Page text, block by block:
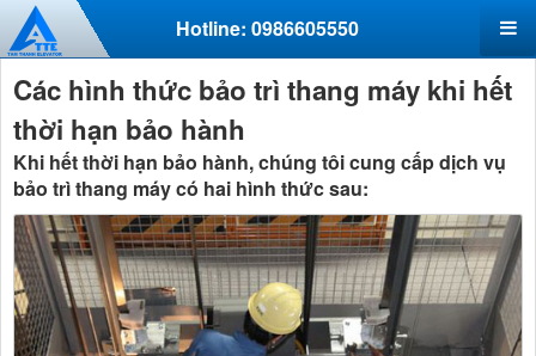
Hotline: 0986605550
Các hình thức bảo trì thang máy khi hết
thời hạn bảo hành
Khi hết thời hạn bảo hành, chúng tôi cung cấp dịch vụ
bảo trì thang máy có hai hình thức sau: